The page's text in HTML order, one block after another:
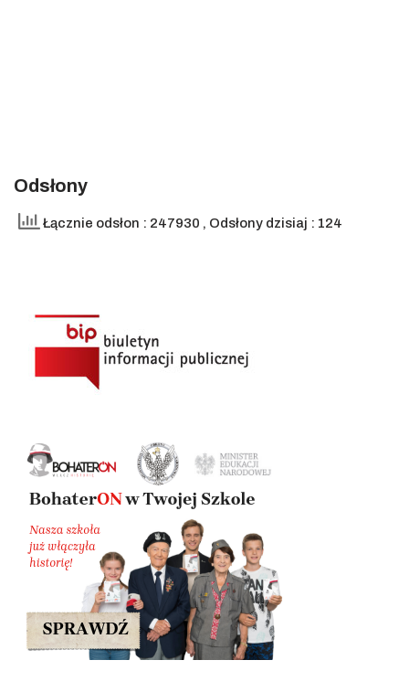
Odsłony
Łącznie odsłon : 247930 , Odsłony dzisiaj : 124